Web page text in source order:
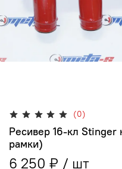
(0)
Ресивер 16-кл Stinger
рамки)
6 250 ₽